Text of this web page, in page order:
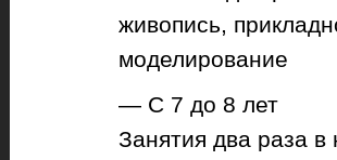
живопись,
моделирование
— С 7 до 8 лет
Занятия два раза